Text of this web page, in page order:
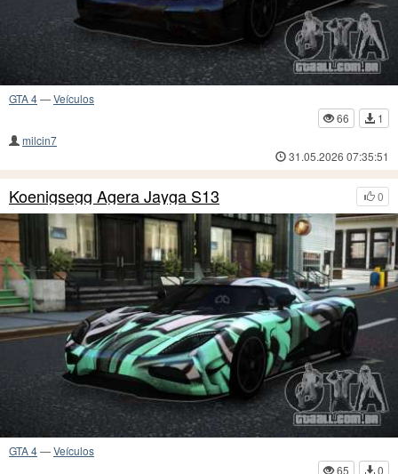
GTA 4—Veículos
66
1
milcin7
31.05.2026 07:35:51
0
Koenigsegg Agera Jayga S13
GTA 4—Veículos
65
0